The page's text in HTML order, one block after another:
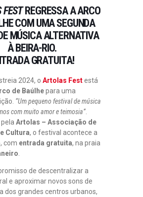
FESTREGRESSA A ARCO
COM UMA SEGUNDA
MÚSICA ALTERNATIVA
À BEIRA-RIO.
GRATUITA!
2024, o Artolas Festestá
de Baúlhepara uma
“Um pequeno festival de música
com muito amor e teimosia”
Artolas – Associação de
Cultura, o festival acontece a
, com entrada gratuita, na praia
de descentralizar a
e aproximar novos sons de
dos grandes centros urbanos,